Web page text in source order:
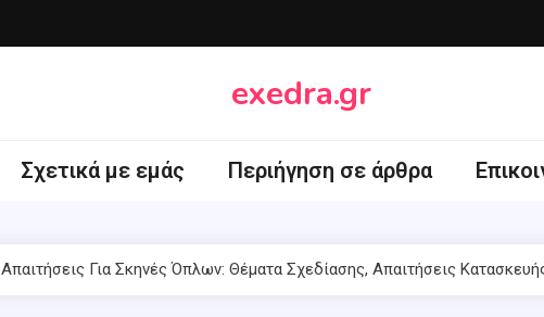
exedra.gr
Σχετικά με εμάς Περιήγηση σε άρθρα
Απαιτήσεις Για Σκηνές Όπλων: Θέματα Σχεδίασης, Απαιτήσεις